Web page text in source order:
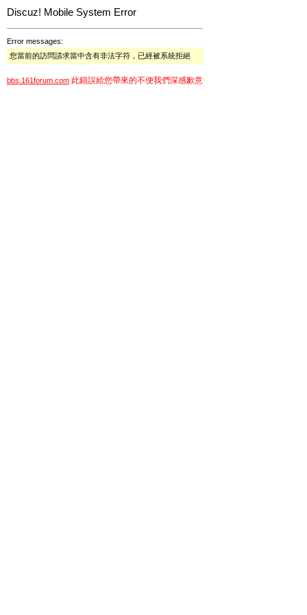
Discuz! Mobile System Error
Error messages:
您當前的訪問請求當中含有非法字符，已經被系統拒絕
bbs.161forum.com 此錯誤給您帶來的不便我們深感歉意